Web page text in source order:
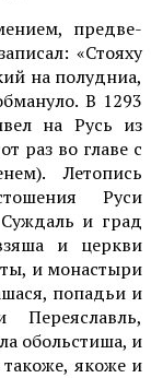
предве­
«Стояху
на полудниа,
В 1293
на Русь из
раз во главе с
Лето­пись
Руси
и град
и церкви
и монастыри
попадьи и
обольстиша, и
якоже и